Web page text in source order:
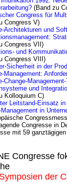
(Band zu
Congress für
Congress V)
Architekturen und
Congress VII)
und
Congress VIII)
Sicherheit in der
Management:
Change-
und
Kolloquium C)
Leitstand-Einsatz
Management in
Congresse in
mit 59
Congresse
der